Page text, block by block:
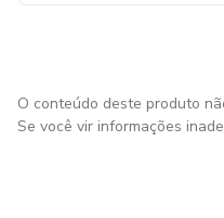
O conteúdo deste produto
Se você vir informações